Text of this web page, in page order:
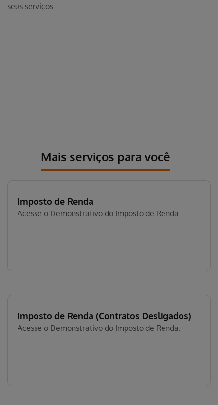
seus serviços.
Mais serviços para você
Imposto de Renda
Acesse o Demonstrativo do Imposto de Renda.
Imposto de Renda (Contratos Desligados)
Acesse o Demonstrativo do Imposto de Renda.